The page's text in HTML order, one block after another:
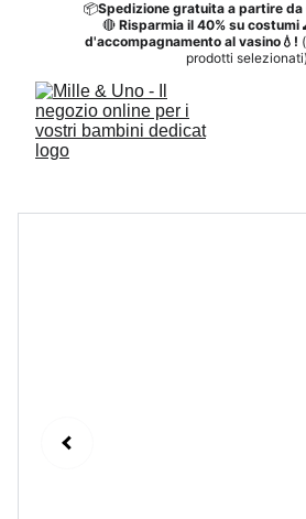
📦Spedizione gratuita a partire
🔴 Risparmia il 40% su costumi
d'accompagnamento al vasino💧!
prodotti selezionati)